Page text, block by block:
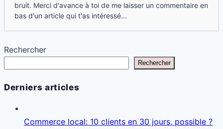
bruit. Merci d'avance à toi de me laisser un commentaire en
bas d'un article qui t'as intéressé...
Rechercher
Rechercher
Derniers articles
Commerce local: 10 clients en 30 jours, possible ?